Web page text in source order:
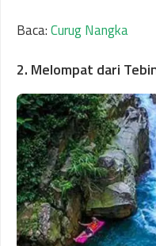
Baca:Curug Nangka
2. Melompat dari